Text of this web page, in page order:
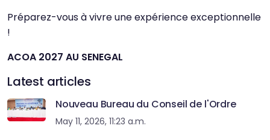
Préparez-vous à vivre une expérience exceptionnelle
!
ACOA 2027 AU SENEGAL
Latest articles
Nouveau Bureau du Conseil de l'Ordre
May 11, 2026, 11:23 a.m.